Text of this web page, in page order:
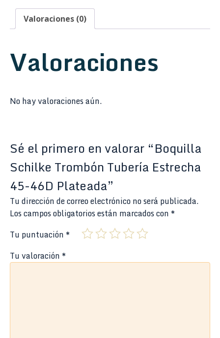
Valoraciones (0)
Valoraciones
No hay valoraciones aún.
Sé el primero en valorar “Boquilla
Schilke Trombón Tubería Estrecha
45-46D Plateada”
Tu dirección de correo electrónico no será publicada.
Los campos obligatorios están marcados con *
Tu puntuación *
Tu valoración *